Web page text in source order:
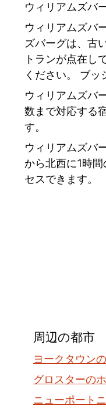
ウィリアムズバ
ウィリアムズバ
ズバーグは、古
トランが点在し
ください。 ブッ
ウィリアムズバ
数まで対応する
す。
ウィリアムズバ
から北西に1時
セスできます。
周辺の都市
ヨークタウン
グロスターの
ニューポート